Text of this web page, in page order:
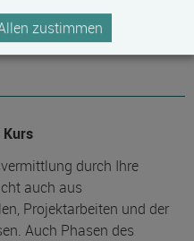
durch Ihre
auch aus
Projektarbeiten und der
Auch Phasen des
zustimmen